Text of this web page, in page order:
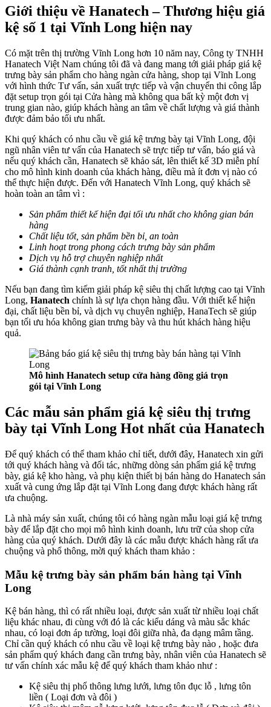
Giới thiệu về Hanatech – Thương hiệu giá
kệ số 1 tại Vĩnh Long hiện nay
Có mặt trên thị trường Vĩnh Long hơn 10 năm nay, Công ty TNHH
Hanatech Việt Nam chúng tôi đã và đang mang tới giải pháp giá kệ
trưng bày sản phẩm cho hàng ngàn cửa hàng, shop tại Vĩnh Long
với hình thức Tư vấn, sản xuất trực tiếp và vận chuyển thi công lắp
đặt setup trọn gói tại Cửa hàng mà không qua bất kỳ một đơn vị
trung gian nào, giúp khách hàng an tâm về chất lượng và giá thành
được đảm bảo tối ưu nhất.
Khi quý khách có nhu cầu về giá kệ trưng bày tại Vĩnh Long, đội
ngũ nhân viên tư vấn của Hanatech sẽ trực tiếp tư vấn, báo giá và
nếu quý khách cần, Hanatech sẽ khảo sát, lên thiết kế 3D miễn phí
cho mô hình kinh doanh của khách hàng, điều mà ít đơn vị nào có
thể thực hiện được. Đến với Hanatech Vĩnh Long, quý khách sẽ
hoàn toàn an tâm vì :
Sản phẩm thiết kế hiện đại tối ưu nhất cho không gian bán
hàng
Chất liệu tốt, sản phẩm bền bỉ, an toàn
Linh hoạt trong phong cách trưng bày sản phẩm
Dịch vụ hỗ trợ chuyên nghiệp nhất
Giá thành cạnh tranh, tốt nhất thị trường
Nếu bạn đang tìm kiếm giải pháp kệ siêu thị chất lượng cao tại Vĩnh
Long, Hanatech chính là sự lựa chọn hàng đầu. Với thiết kế hiện
đại, chất liệu bền bỉ, và dịch vụ chuyên nghiệp, HanaTech sẽ giúp
bạn tối ưu hóa không gian trưng bày và thu hút khách hàng hiệu
quả.
Mô hình Hanatech setup cửa hàng đồng giá trọn
gói tại Vĩnh Long
Các mẫu sản phẩm giá kệ siêu thị trưng
bày tại Vĩnh Long Hot nhất của Hanatech
Để quý khách có thể tham khảo chỉ tiết, dưới đây, Hanatech xin gửi
tới quý khách hàng và đối tác, những dòng sản phẩm giá kệ trưng
bày, giá kệ kho hàng, và phụ kiện thiết bị bán hàng do Hanatech sản
xuất và cung ứng lắp đặt tại Vĩnh Long đang được khách hàng rất
ưa chuộng.
Là nhà máy sản xuất, chúng tôi có hàng ngàn mẫu loại giá kệ trưng
bày để lắp đặt cho mọi mô hình kinh doanh, lưu trữ của shop cửa
hàng của quý khách. Dưới đây là các mẫu được khách hàng rất ưa
chuộng và phổ thông, mời quý khách tham khảo :
Mẫu kệ trưng bày sản phẩm bán hàng tại Vĩnh
Long
Kệ bán hàng, thì có rất nhiều loại, được sản xuất từ nhiều loại chất
liệu khác nhau, đi cùng với đó là các kiểu dáng và màu sắc khác
nhau, có loại đơn áp tường, loại đôi giữa nhà, đa dạng mâm tầng.
Chỉ cần quý khách có nhu cầu về loại kệ trưng bày nào , hoặc đưa
sản phẩm quý khách đang cần trưng bày, nhân viên của Hanatech sẽ
tư vấn chính xác mẫu kệ để quý khách tham khảo như :
Kệ siêu thị phổ thông lưng lưới, lưng tôn đục lỗ , lưng tôn
liền ( Loại đơn và đôi )